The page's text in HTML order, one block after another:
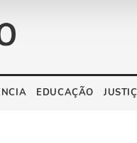
EDUCAÇÃO